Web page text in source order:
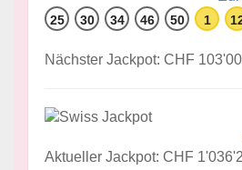
25 30 34 46 50 1
Nächster Jackpot: CHF
Aktueller Jackpot: CHF